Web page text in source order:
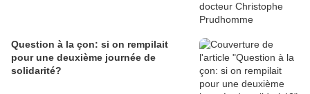
Question à la çon: si on rempilait
pour une deuxième journée de
solidarité?